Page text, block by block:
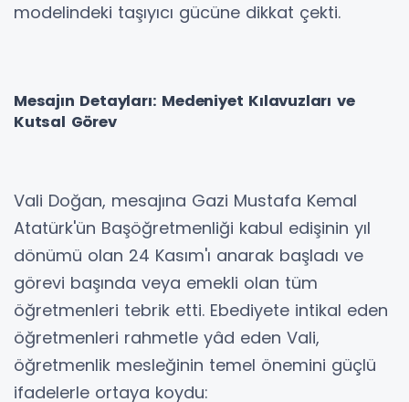
modelindeki taşıyıcı gücüne dikkat çekti.
Mesajın Detayları: Medeniyet Kılavuzları ve
Kutsal Görev
Vali Doğan, mesajına Gazi Mustafa Kemal
Atatürk'ün Başöğretmenliği kabul edişinin yıl
dönümü olan 24 Kasım'ı anarak başladı ve
görevi başında veya emekli olan tüm
öğretmenleri tebrik etti. Ebediyete intikal eden
öğretmenleri rahmetle yâd eden Vali,
öğretmenlik mesleğinin temel önemini güçlü
ifadelerle ortaya koydu: